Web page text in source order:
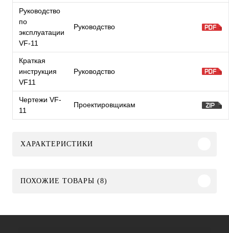
Руководство
по
эксплуатации
VF-11
Руководство
Краткая
инструкция
VF11
Руководство
Чертежи VF-
11
Проектировщикам
ХАРАКТЕРИСТИКИ
ПОХОЖИЕ ТОВАРЫ (8)